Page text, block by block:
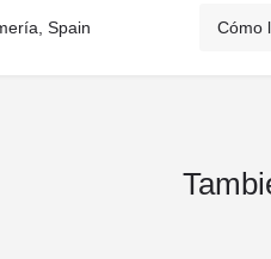
Spain Cómo